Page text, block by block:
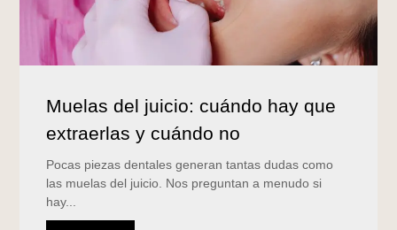
Muelas del juicio: cuándo hay que
extraerlas y cuándo no
Pocas piezas dentales generan tantas dudas como
las muelas del juicio. Nos preguntan a menudo si
hay...